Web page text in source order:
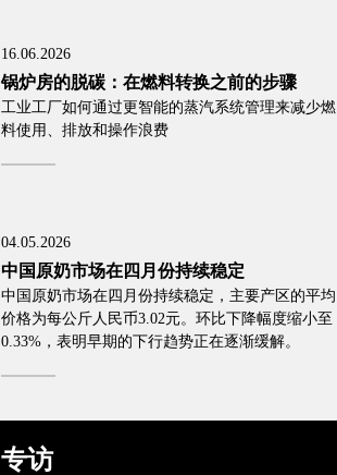
16.06.2026
锅炉房的脱碳：在燃料转换之前的步骤
工业工厂如何通过更智能的蒸汽系统管理来减少燃
料使用、排放和操作浪费
04.05.2026
中国原奶市场在四月份持续稳定
中国原奶市场在四月份持续稳定，主要产区的平均
价格为每公斤人民币3.02元。环比下降幅度缩小至
0.33%，表明早期的下行趋势正在逐渐缓解。
专访